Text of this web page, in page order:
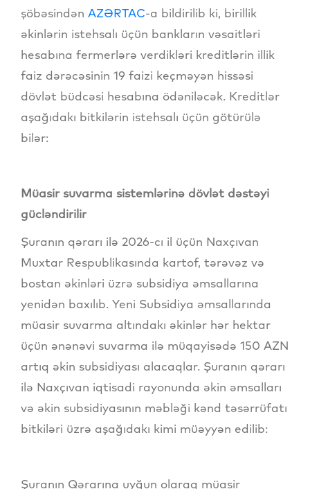
şöbəsindən AZƏRTAC-a bildirilib ki, birillik
əkinlərin istehsalı üçün bankların vəsaitləri
hesabına fermerlərə verdikləri kreditlərin illik
faiz dərəcəsinin 19 faizi keçməyən hissəsi
dövlət büdcəsi hesabına ödəniləcək. Kreditlər
aşağıdakı bitkilərin istehsalı üçün götürülə
bilər:
Müasir suvarma sistemlərinə dövlət dəstəyi
gücləndirilir
Şuranın qərarı ilə 2026-cı il üçün Naxçıvan
Muxtar Respublikasında kartof, tərəvəz və
bostan əkinləri üzrə subsidiya əmsallarına
yenidən baxılıb. Yeni Subsidiya əmsallarında
müasir suvarma altındakı əkinlər hər hektar
üçün ənənəvi suvarma ilə müqayisədə 150 AZN
artıq əkin subsidiyası alacaqlar. Şuranın qərarı
ilə Naxçıvan iqtisadi rayonunda əkin əmsalları
və əkin subsidiyasının məbləği kənd təsərrüfatı
bitkiləri üzrə aşağıdakı kimi müəyyən edilib:
Şuranın Qərarına uyğun olaraq müasir